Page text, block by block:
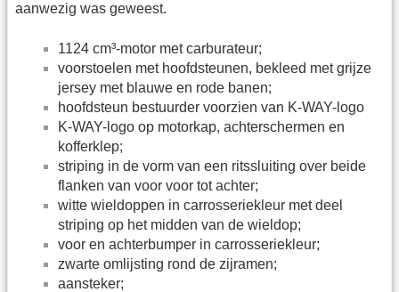
aanwezig was geweest.
1124 cm³-motor met carburateur;
voorstoelen met hoofdsteunen, bekleed met grijze
jersey met blauwe en rode banen;
hoofdsteun bestuurder voorzien van K-WAY-logo
K-WAY-logo op motorkap, achterschermen en
kofferklep;
striping in de vorm van een ritssluiting over beide
flanken van voor voor tot achter;
witte wieldoppen in carrosseriekleur met deel
striping op het midden van de wieldop;
voor en achterbumper in carrosseriekleur;
zwarte omlijsting rond de zijramen;
aansteker;